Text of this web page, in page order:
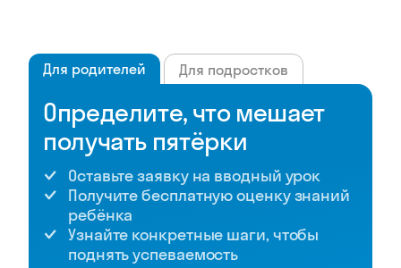
Для родителей Для подростков
Определите, что мешает
получать пятёрки
Оставьте заявку на вводный урок
Получите бесплатную оценку знаний
ребёнка
Узнайте конкретные шаги, чтобы
поднять успеваемость